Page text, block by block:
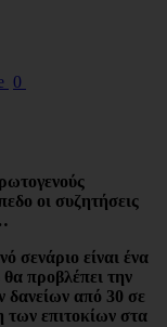
0
οι συζητήσεις
σενάριο είναι ένα
προβλέπει την
δανείων από 30 σε
των επιτοκίων στα